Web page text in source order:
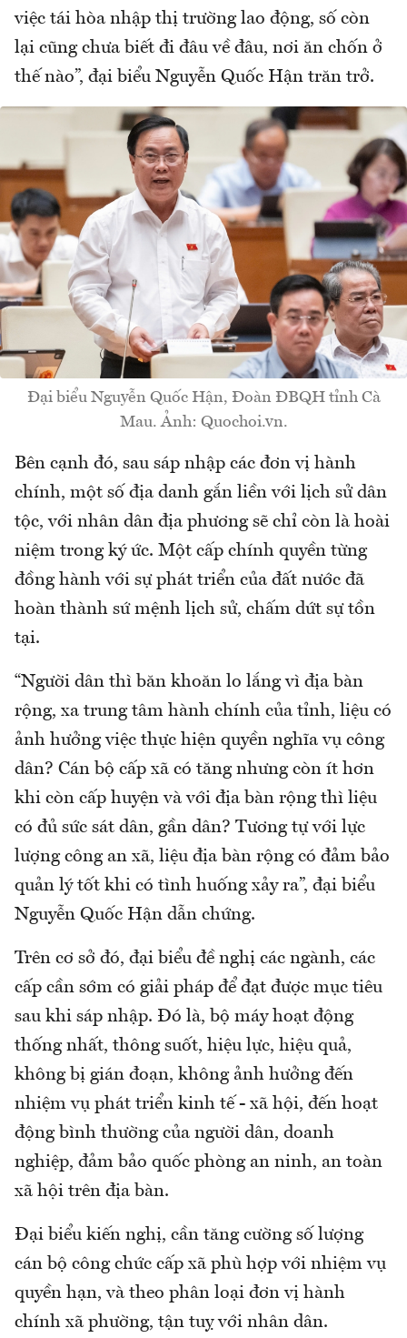
việc tái hòa nhập thị trường lao động, số còn
lại cũng chưa biết đi đâu về đâu, nơi ăn chốn ở
thế nào”, đại biểu Nguyễn Quốc Hận trăn trở.
Đại biểu Nguyễn Quốc Hận, Đoàn ĐBQH tỉnh Cà
Mau. Ảnh: Quochoi.vn.
Bên cạnh đó, sau sáp nhập các đơn vị hành
chính, một số địa danh gắn liền với lịch sử dân
tộc, với nhân dân địa phương sẽ chỉ còn là hoài
niệm trong ký ức. Một cấp chính quyền từng
đồng hành với sự phát triển của đất nước đã
hoàn thành sứ mệnh lịch sử, chấm dứt sự tồn
tại.
“Người dân thì băn khoăn lo lắng vì địa bàn
rộng, xa trung tâm hành chính của tỉnh, liệu có
ảnh hưởng việc thực hiện quyền nghĩa vụ công
dân? Cán bộ cấp xã có tăng nhưng còn ít hơn
khi còn cấp huyện và với địa bàn rộng thì liệu
có đủ sức sát dân, gần dân? Tương tự với lực
lượng công an xã, liệu địa bàn rộng có đảm bảo
quản lý tốt khi có tình huống xảy ra”, đại biểu
Nguyễn Quốc Hận dẫn chứng.
Trên cơ sở đó, đại biểu đề nghị các ngành, các
cấp cần sớm có giải pháp để đạt được mục tiêu
sau khi sáp nhập. Đó là, bộ máy hoạt động
thống nhất, thông suốt, hiệu lực, hiệu quả,
không bị gián đoạn, không ảnh hưởng đến
nhiệm vụ phát triển kinh tế - xã hội, đến hoạt
động bình thường của người dân, doanh
nghiệp, đảm bảo quốc phòng an ninh, an toàn
xã hội trên địa bàn.
Đại biểu kiến nghị, cần tăng cường số lượng
cán bộ công chức cấp xã phù hợp với nhiệm vụ
quyền hạn, và theo phân loại đơn vị hành
chính xã phường, tận tuỵ với nhân dân.